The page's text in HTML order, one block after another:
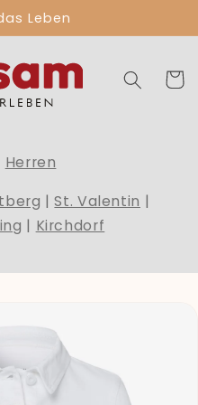
Leben
Herren
|St. Valentin |
| Kirchdorf